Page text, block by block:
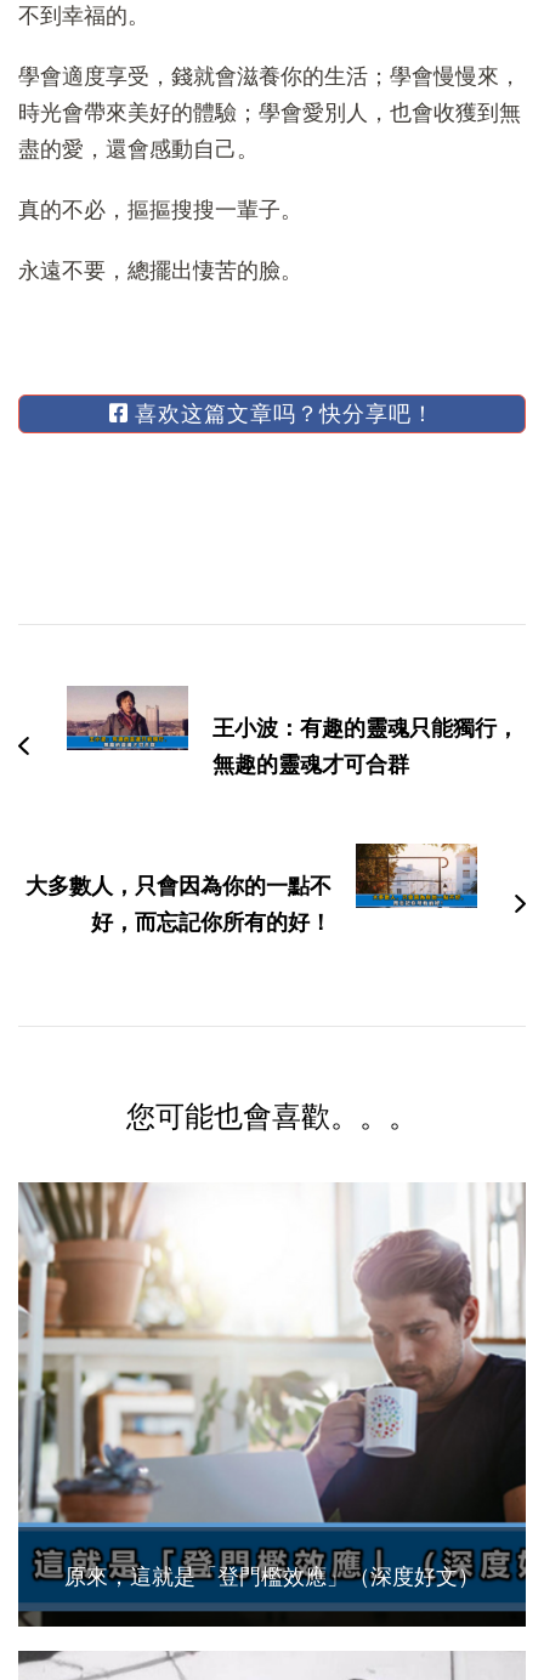
不到幸福的。
學會適度享受，錢就會滋養你的生活；學會慢慢來，
時光會帶來美好的體驗；學會愛別人，也會收獲到無
盡的愛，還會感動自己。
真的不必，摳摳搜搜一輩子。
永遠不要，總擺出悽苦的臉。
喜欢这篇文章吗？快分享吧！
航
王小波：有趣的靈魂只能獨行，
無趣的靈魂才可合群
大多數人，只會因為你的一點不
好，而忘記你所有的好！
您可能也會喜歡。。。
原來，這就是「登門檻效應」（深度好文）